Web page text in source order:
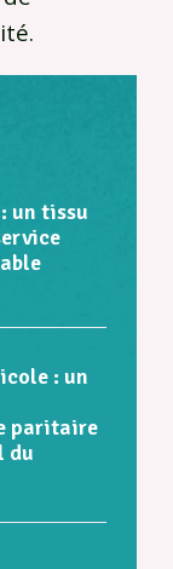
un tissu
: un
paritaire
du